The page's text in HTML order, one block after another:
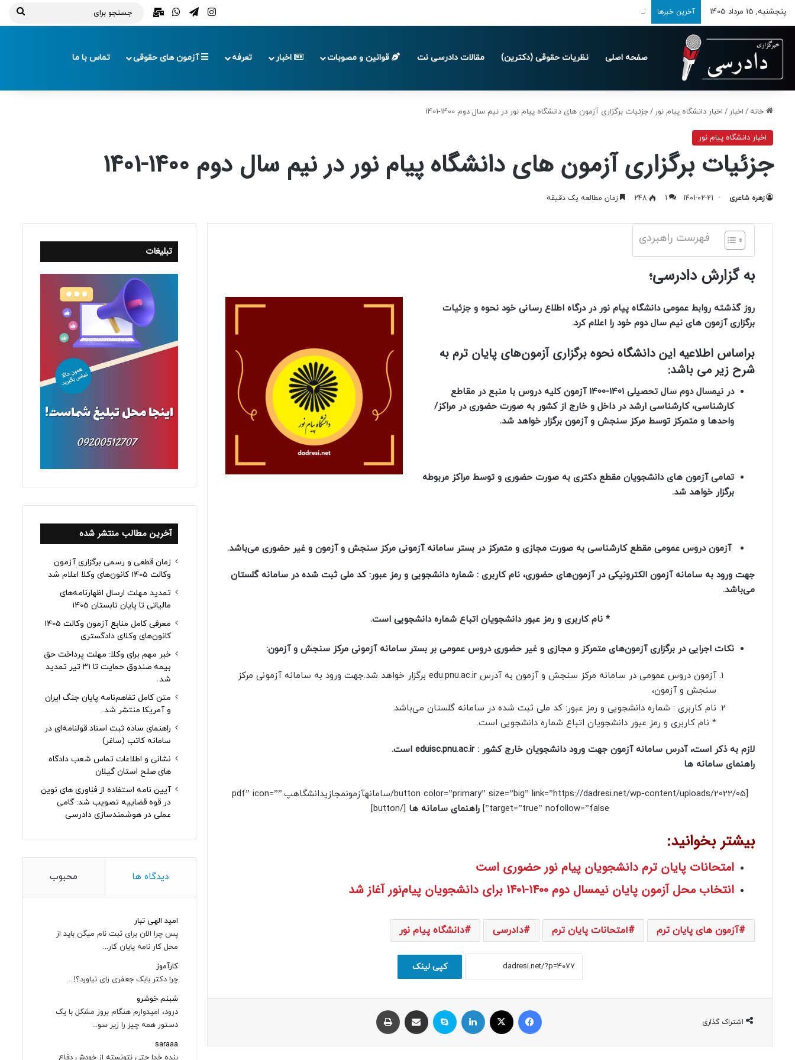
پنجشنبه, 15 مرداد 1405 آخرین خبرها تمدید مهلت ارسال اظهارنامه‌های مالیاتی تا پایان تابستان 1405 اینستاگرام
تلگرامواتس آپ
ایمیل
صفحه اصلی نظریات حقوقی (دکترین) مقالات دادرسی نت قوانین و مصوبات اخبار تعرفه آزمون های حقوقی تماس با ما
خانه / اخبار / اخبار دانشگاه پیام نور /جزئیات برگزاری آزمون های دانشگاه پیام نور در نیم سال دوم 1400-1401
اخبار دانشگاه پیام نور
جزئیات برگزاری آزمون های دانشگاه پیام نور در نیم سال دوم 1400-1401
زهره شاعری 1401-02-21
1
248 زمان مطالعه یک دقیقه
فهرست راهبردی
به گزارش دادرسی؛
روز گذشته روابط عمومی دانشگاه پیام نور در درگاه اطلاع رسانی خود نحوه و جزئیات
برگزاری آزمون های نیم سال دوم خود را اعلام کرد.
براساس اطلاعیه این دانشگاه نحوه برگزاری آزمون‌های پایان ترم به
شرح زیر می باشد:
در نیمسال دوم سال تحصیلی 1401-1400 آزمون کلیه دروس با منبع در مقاطع
کارشناسی، کارشناسی ارشد در داخل و خارج از کشور به صورت حضوری در مراکز/
واحدها و متمرکز توسط مرکز سنجش و آزمون برگزار خواهد شد.
تمامی آزمون های دانشجویان مقطع دکتری به صورت حضوری و توسط مراکز مربوطه
برگزار خواهد شد.
آزمون دروس عمومی مقطع کارشناسی به صورت مجازی و متمرکز در بستر سامانه آزمونی مرکز سنجش و آزمون و غیر حضوری می‌باشد.
جهت ورود به سامانه آزمون الکترونیکی در آزمون‌های حضوری، نام کاربری : شماره دانشجویی و رمز عبور: کد ملی ثبت شده در سامانه گلستان
می‎‌باشد.
* نام کاربری و رمز عبور دانشجویان اتباع شماره دانشجویی است.
نکات اجرایی در برگزاری آزمون‌های متمرکز و مجازی و غیر حضوری دروس عمومی بر بستر سامانه آزمونی مرکز سنجش و آزمون:
آزمون دروس عمومی در سامانه مرکز سنجش و آزمون به آدرس edu.pnu.ac.ir برگزار خواهد شد.جهت ورود به سامانه آزمونی مرکز
سنجش و آزمون،
نام کاربری : شماره دانشجویی و رمز عبور: کد ملی ثبت شده در سامانه گلستان می‎‌باشد.
* نام کاربری و رمز عبور دانشجویان اتباع شماره دانشجویی است.
لازم به ذکر است، آدرس سامانه آزمون جهت ورود دانشجویان خارج کشور : eduisc.pnu.ac.ir است.
راهنمای سامانه ها
[button color=”primary” size=”big” link=”https://dadresi.net/wp-content/uploads/2022/05/سامانهآزمونمجازیدانشگاهپ.pdf” icon=””
target=”true” nofollow=”false”]
راهنمای سامانه ها [/button]
بیشتر بخوانید:
امتحانات پایان ترم دانشجویان پیام نور حضوری است
انتخاب محل آزمون پایان نیمسال دوم 1400-1401 برای دانشجویان پیام‌نور آغاز شد
آزمون های پایان ترم امتحانات پایان ترم دادرسی دانشگاه پیام نور
کپی لینک
اشتراک گذاری
فیسبوک ایکس لینکداین اسکایپ اشتراک با ایمیل
تبلیغات
آخرین مطالب منتشر شده
زمان قطعی و رسمی برگزاری آزمون
وکالت 1405 کانون‌های وکلا اعلام شد
تمدید مهلت ارسال اظهارنامه‌های
مالیاتی تا پایان تابستان 1405
معرفی کامل منابع آزمون وکالت 1405
کانون‌های وکلای دادگستری
خبر مهم برای وکلا: مهلت پرداخت حق
بیمه صندوق حمایت تا ۳۱ تیر تمدید
شد.
متن کامل تفاهم‌نامه پایان جنگ ایران
و آمریکا منتشر شد.
راهنمای ساده ثبت اسناد قولنامه‌ای در
سامانه کاتب (ساغر)
نشانی و اطلاعات تماس شعب دادگاه
های صلح استان گیلان
آیین نامه استفاده از فناوری های نوین
در قوه قضاییه تصویب شد: گامی
عملی در هوشمندسازی دادرسی
دیدگاه ها محبوب
امید الهی تبار
پس چرا الان برای ثبت نام میگن باید از
محل کار نامه پایان کار...
کارآموز
چرا دکتر بابک جعفری رای نیاورد؟!...
شبنم خوشرو
درود، امیدوارم هنگام بروز مشکل با یک
دستور همه چیز را زیر سو...
saraaa
بنده خدا حتی نتونسته از خودش دفاع